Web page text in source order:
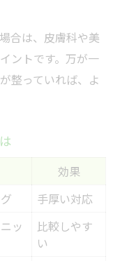
合は、皮膚科や美
ントです。万が一
整っていれば、よ
効果
手厚い対応
ッ
比較しやす
い